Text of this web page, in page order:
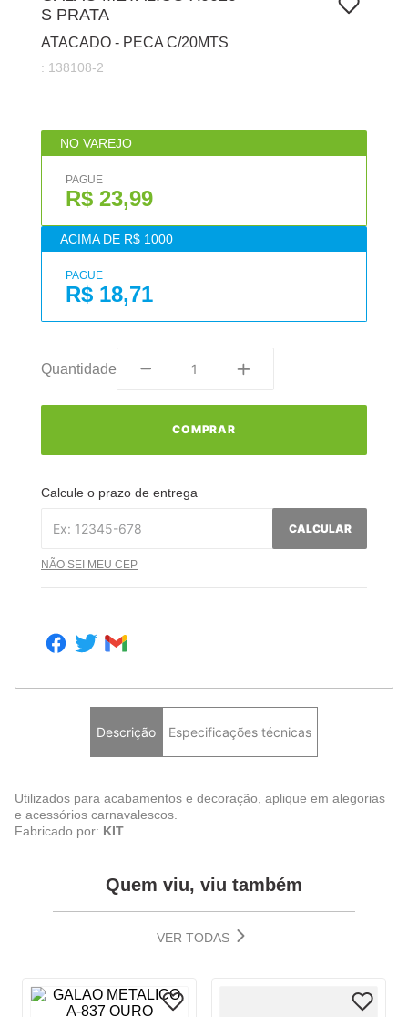
S PRATA
ATACADO - PECA C/20MTS
: 138108-2
NO VAREJO
PAGUE
R$ 23,99
ACIMA DE R$ 1000
PAGUE
R$ 18,71
Quantidade
COMPRAR
Calcule o prazo de entrega
CALCULAR
NÃO SEI MEU CEP
Descrição Especificações técnicas
Utilizados para acabamentos e decoração, aplique em alegorias
e acessórios carnavalescos.
Fabricado por: KIT
Quem viu, viu também
VER TODAS
papel
cola
barbante